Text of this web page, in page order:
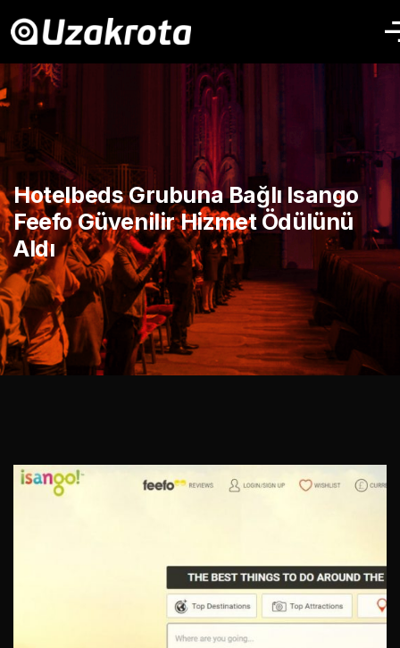
Hotelbeds Grubuna Bağlı Isango
Feefo Güvenilir Hizmet Ödülünü
Aldı